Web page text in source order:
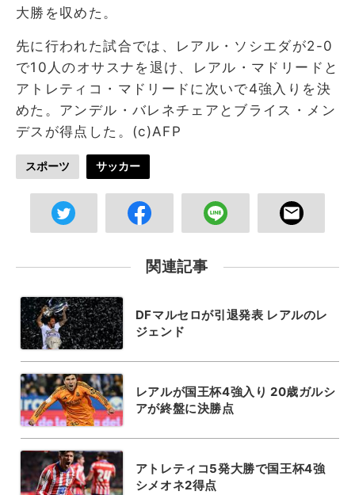
大勝を収めた。
先に行われた試合では、レアル・ソシエダが2-0
で10人のオサスナを退け、レアル・マドリードと
アトレティコ・マドリードに次いで4強入りを決
めた。アンデル・バレネチェアとブライス・メン
デスが得点した。(c)AFP
スポーツ サッカー
関連記事
DFマルセロが引退発表 レアルのレ
ジェンド
レアルが国王杯4強入り 20歳ガルシ
アが終盤に決勝点
アトレティコ5発大勝で国王杯4強
シメオネ2得点